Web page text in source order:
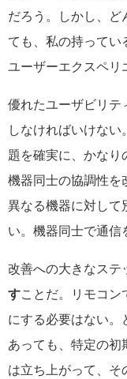
だろう。しかし、ど
ても、私の持ってい
ユーザーエクスペリ
優れたユーザビリテ
しなければいけな
題を確実に、かなり
機器同士の協調性を
異なる機器に対して
い。機器同士で通信
改善への大きなステ
すことだ。リモコ
にする必要はない
あっても、特定の初
は立ち上がって、そ